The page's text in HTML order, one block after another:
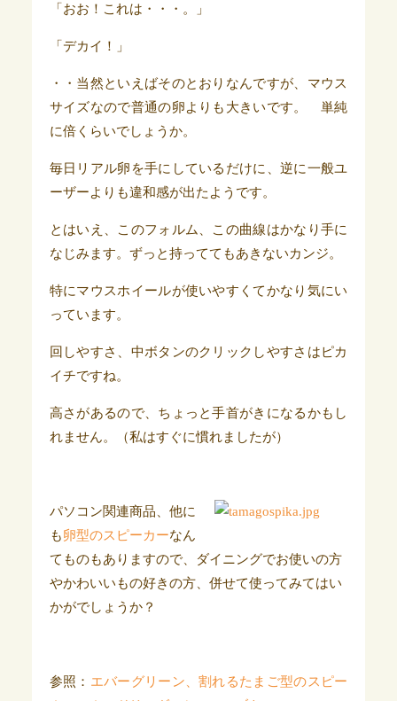
「おお！これは・・・。」
「デカイ！」
・・当然といえばそのとおりなんですが、マウス
サイズなので普通の卵よりも大きいです。 単純
に倍くらいでしょうか。
毎日リアル卵を手にしているだけに、逆に一般ユ
ーザーよりも違和感が出たようです。
とはいえ、このフォルム、この曲線はかなり手に
なじみます。ずっと持っててもあきないカンジ。
特にマウスホイールが使いやすくてかなり気にい
っています。
回しやすさ、中ボタンのクリックしやすさはピカ
イチですね。
高さがあるので、ちょっと手首がきになるかもし
れません。（私はすぐに慣れましたが）
パソコン関連商品、他に
も卵型のスピーカーなん
てものもありますので、ダイニングでお使いの方
やかわいいもの好きの方、併せて使ってみてはい
かがでしょうか？
参照： エバーグリーン、割れるたまご型のスピー